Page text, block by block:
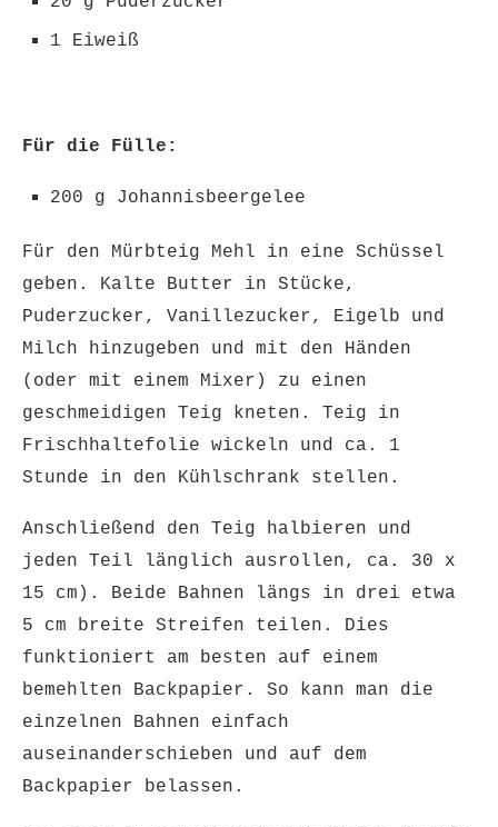
1 Eiweiß
Für die Fülle:
200 g Johannisbeergelee
Für den Mürbteig Mehl in eine Schüssel
geben. Kalte Butter in Stücke,
Puderzucker, Vanillezucker, Eigelb und
Milch hinzugeben und mit den Händen
(oder mit einem Mixer) zu einen
geschmeidigen Teig kneten. Teig in
Frischhaltefolie wickeln und ca. 1
Stunde in den Kühlschrank stellen.
Anschließend den Teig halbieren und
jeden Teil länglich ausrollen, ca. 30 x
15 cm). Beide Bahnen längs in drei etwa
5 cm breite Streifen teilen. Dies
funktioniert am besten auf einem
bemehlten Backpapier. So kann man die
einzelnen Bahnen einfach
auseinanderschieben und auf dem
Backpapier belassen.